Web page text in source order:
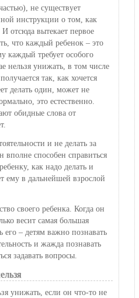
не существует
инструкции о том, как
отсюда вытекает первое
что каждый ребенок – это
каждый требует особого
нельзя унижать, в том числе
так, как хочется
делать один, может не
это естественно.
обидные слова от
и не делать за
способен справиться
как надо делать и
ему в дальнейшей взрослой
своего ребенка. Когда он
весит самая большая
его – детям важно познавать
и жажда познавать
задавать вопросы.
унижать, если он что-то не